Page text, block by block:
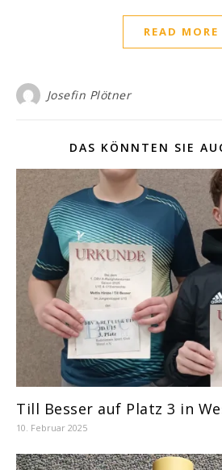
READ MORE
Josefin Plötner
DAS KÖNNTEN SIE
Till Besser auf Platz 3 in
10. Februar 2025